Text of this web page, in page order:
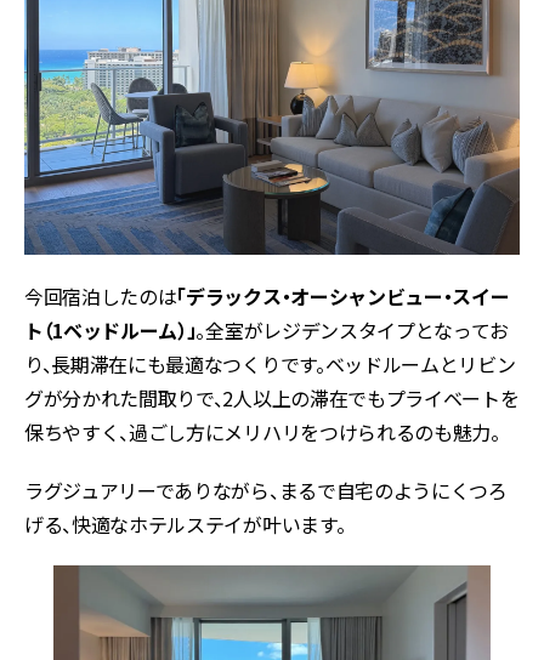
今回宿泊したのは「デラックス・オーシャンビュー・スイー
ト（1ベッドルーム）」。全室がレジデンスタイプとなってお
り、長期滞在にも最適なつくりです。ベッドルームとリビン
グが分かれた間取りで、2人以上の滞在でもプライベートを
保ちやすく、過ごし方にメリハリをつけられるのも魅力。
ラグジュアリーでありながら、まるで自宅のようにくつろ
げる、快適なホテルステイが叶います。